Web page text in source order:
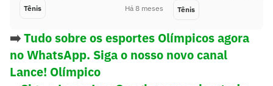
Tênis Há 8 meses Tênis
➡️Tudo sobre os esportes Olímpicos agora
no WhatsApp. Siga o nosso novo canal
Lance! Olímpico